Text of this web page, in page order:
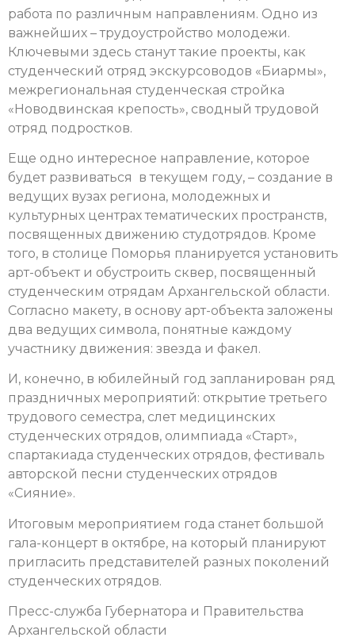
работа по различным направлениям. Одно из
важнейших – трудоустройство молодежи.
Ключевыми здесь станут такие проекты, как
студенческий отряд экскурсоводов «Биармы»,
межрегиональная студенческая стройка
«Новодвинская крепость», сводный трудовой
отряд подростков.
Еще одно интересное направление, которое
будет развиваться в текущем году, – создание в
ведущих вузах региона, молодежных и
культурных центрах тематических пространств,
посвященных движению студотрядов. Кроме
того, в столице Поморья планируется установить
арт-объект и обустроить сквер, посвященный
студенческим отрядам Архангельской области.
Согласно макету, в основу арт-объекта заложены
два ведущих символа, понятные каждому
участнику движения: звезда и факел.
И, конечно, в юбилейный год запланирован ряд
праздничных мероприятий: открытие третьего
трудового семестра, слет медицинских
студенческих отрядов, олимпиада «Старт»,
спартакиада студенческих отрядов, фестиваль
авторской песни студенческих отрядов
«Сияние».
Итоговым мероприятием года станет большой
гала-концерт в октябре, на который планируют
пригласить представителей разных поколений
студенческих отрядов.
Пресс-служба Губернатора и Правительства
Архангельской области